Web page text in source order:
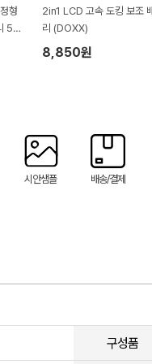
형
50
2in1 LCD 고속 도킹 보조
리 (DOXX)
8,850원
시안샘플 배송/결제
구성품